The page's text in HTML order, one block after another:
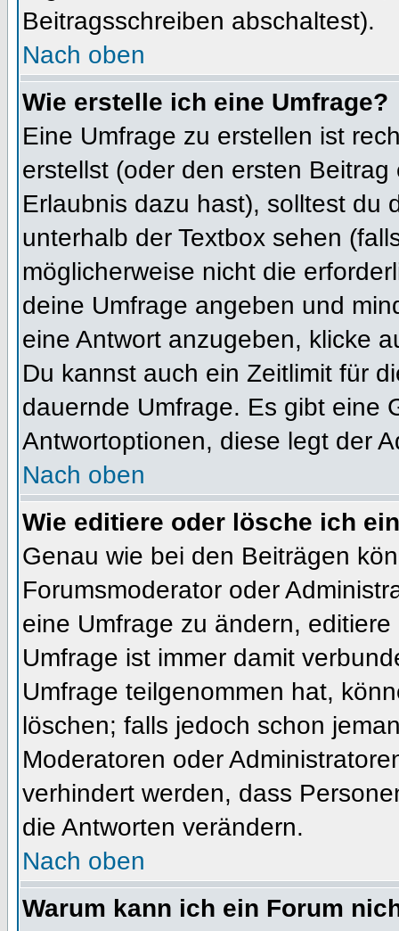
Beitragsschreiben abschaltest).
Nach oben
Wie erstelle ich eine Umfrage?
Eine Umfrage zu erstellen ist
erstellst (oder den ersten
Erlaubnis dazu hast), solltest du
unterhalb der Textbox sehen
möglicherweise nicht die
deine Umfrage angeben und
eine Antwort anzugeben, klicke
Du kannst auch ein Zeitlimit für
dauernde Umfrage. Es gibt eine
Antwortoptionen, diese legt der
Nach oben
Wie editiere oder lösche ich
Genau wie bei den Beiträgen
Forumsmoderator oder
eine Umfrage zu ändern,
Umfrage ist immer damit
Umfrage teilgenommen hat,
löschen; falls jedoch schon
Moderatoren oder
verhindert werden, dass
die Antworten verändern.
Nach oben
Warum kann ich ein Forum